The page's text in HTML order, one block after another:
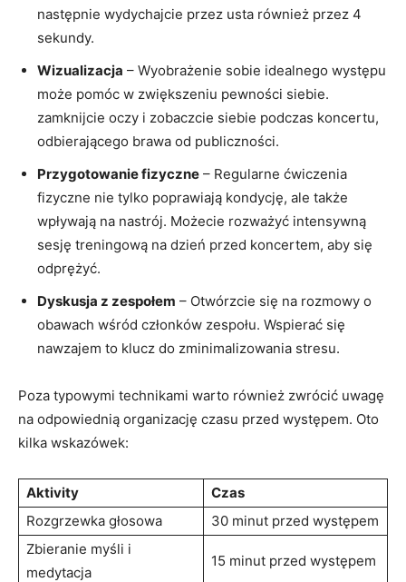
następnie wydychajcie przez usta również przez 4
sekundy.
Wizualizacja – Wyobrażenie sobie idealnego występu
może pomóc w zwiększeniu pewności siebie.
zamknijcie oczy i zobaczcie siebie podczas koncertu,
odbierającego brawa od publiczności.
Przygotowanie fizyczne – Regularne ćwiczenia
fizyczne nie tylko poprawiają kondycję, ale także
wpływają na nastrój. Możecie rozważyć intensywną
sesję treningową na dzień przed koncertem, aby się
odprężyć.
Dyskusja z zespołem – Otwórzcie się na rozmowy o
obawach wśród członków zespołu. Wspierać się
nawzajem to klucz do zminimalizowania stresu.
Poza typowymi technikami warto również zwrócić uwagę
na odpowiednią organizację czasu przed występem. Oto
kilka wskazówek:
Aktivity
Czas
Rozgrzewka głosowa
30 minut przed występem
Zbieranie myśli i
medytacja
15 minut przed występem